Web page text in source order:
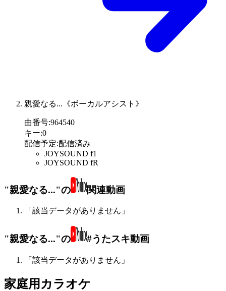
親愛なる...《ボーカルアシスト》
曲番号:964540
キー:0
配信予定:配信済み
JOYSOUND f1
JOYSOUND fR
"親愛なる..."の 関連動画
「該当データがありません」
"親愛なる..."の #うたスキ動画
「該当データがありません」
家庭用カラオケ